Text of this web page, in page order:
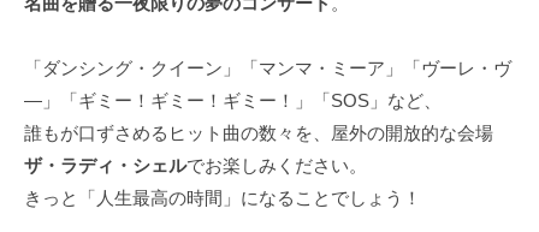
a
a
「ダンシング・クイーン」「マンマ・ミーア」「ヴーレ・ヴ
―」「ギミー！ギミー！ギミー！」「SOS」など、
誰もが口ずさめるヒット曲の数々を、屋外の開放的な会場
ザ・ラディ・シェルでお楽しみください。
きっと「人生最高の時間」になることでしょう！